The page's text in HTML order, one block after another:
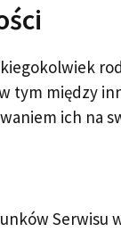
między
ich na